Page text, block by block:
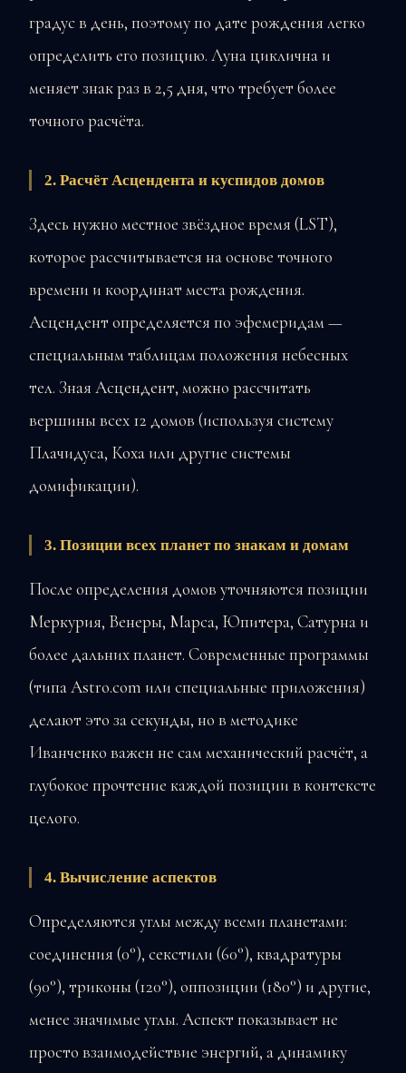
градус в день, поэтому по дате рождения легко
определить его позицию. Луна циклична и
меняет знак раз в 2,5 дня, что требует более
точного расчёта.
2. Расчёт Асцендента и куспидов домов
Здесь нужно местное звёздное время (LST),
которое рассчитывается на основе точного
времени и координат места рождения.
Асцендент определяется по эфемеридам —
специальным таблицам положения небесных
тел. Зная Асцендент, можно рассчитать
вершины всех 12 домов (используя систему
Плачидуса, Коха или другие системы
домификации).
3. Позиции всех планет по знакам и домам
После определения домов уточняются позиции
Меркурия, Венеры, Марса, Юпитера, Сатурна и
более дальних планет. Современные программы
(типа Astro.com или специальные приложения)
делают это за секунды, но в методике
Иванченко важен не сам механический расчёт, а
глубокое прочтение каждой позиции в контексте
целого.
4. Вычисление аспектов
Определяются углы между всеми планетами:
соединения (0°), секстили (60°), квадратуры
(90°), триконы (120°), оппозиции (180°) и другие,
менее значимые углы. Аспект показывает не
просто взаимодействие энергий, а динамику